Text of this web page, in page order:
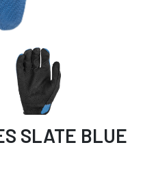
SLATE BLUE